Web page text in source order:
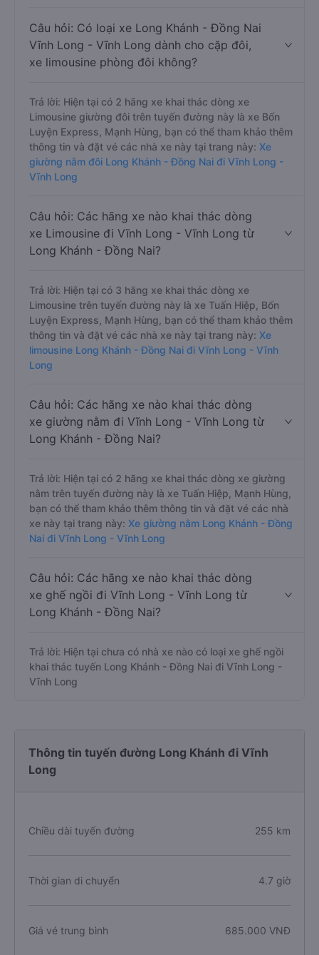
Câu hỏi: Có loại xe Long Khánh - Đồng Nai
Vĩnh Long - Vĩnh Long dành cho cặp đôi,
xe limousine phòng đôi không?
Trả lời: Hiện tại có 2 hãng xe khai thác dòng xe
Limousine giường đôi trên tuyến đường này là xe Bốn
Luyện Express, Mạnh Hùng, bạn có thể tham khảo thêm
thông tin và đặt vé các nhà xe này tại trang này: Xe
giường nằm đôi Long Khánh - Đồng Nai đi Vĩnh Long -
Vĩnh Long
Câu hỏi: Các hãng xe nào khai thác dòng
xe Limousine đi Vĩnh Long - Vĩnh Long từ
Long Khánh - Đồng Nai?
Trả lời: Hiện tại có 3 hãng xe khai thác dòng xe
Limousine trên tuyến đường này là xe Tuấn Hiệp, Bốn
Luyện Express, Mạnh Hùng, bạn có thể tham khảo thêm
thông tin và đặt vé các nhà xe này tại trang này: Xe
limousine Long Khánh - Đồng Nai đi Vĩnh Long - Vĩnh
Long
Câu hỏi: Các hãng xe nào khai thác dòng
xe giường nằm đi Vĩnh Long - Vĩnh Long từ
Long Khánh - Đồng Nai?
Trả lời: Hiện tại có 2 hãng xe khai thác dòng xe giường
nằm trên tuyến đường này là xe Tuấn Hiệp, Mạnh Hùng,
bạn có thể tham khảo thêm thông tin và đặt vé các nhà
xe này tại trang này: Xe giường nằm Long Khánh - Đồng
Nai đi Vĩnh Long - Vĩnh Long
Câu hỏi: Các hãng xe nào khai thác dòng
xe ghế ngồi đi Vĩnh Long - Vĩnh Long từ
Long Khánh - Đồng Nai?
Trả lời: Hiện tại chưa có nhà xe nào có loại xe ghế ngồi
khai thác tuyến Long Khánh - Đồng Nai đi Vĩnh Long -
Vĩnh Long
Thông tin tuyến đường Long Khánh đi Vĩnh
Long
Chiều dài tuyến đường 255 km
Thời gian di chuyển 4.7 giờ
Giá vé trung bình 685.000 VNĐ